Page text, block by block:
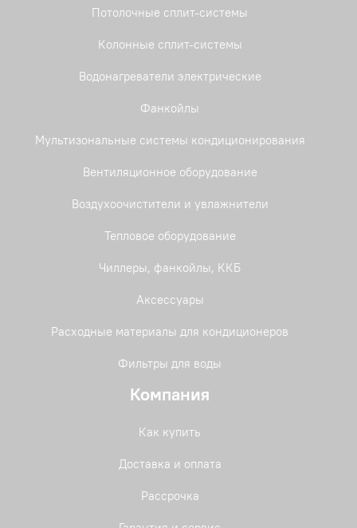
Потолочные сплит-системы
Колонные сплит-системы
Водонагреватели электрические
Фанкойлы
Мультизональные системы кондиционирования
Вентиляционное оборудование
Воздухоочистители и увлажнители
Тепловое оборудование
Чиллеры, фанкойлы, ККБ
Аксессуары
Расходные материалы для кондиционеров
Фильтры для воды
Компания
Как купить
Доставка и оплата
Рассрочка